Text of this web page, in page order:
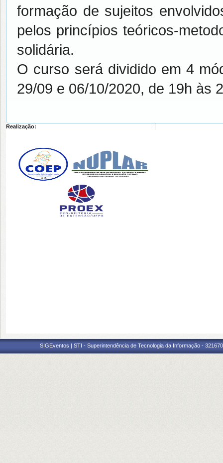
formação de sujeitos
pelos princípios teóricos-
solidária.
O curso será dividido em 4
29/09 e 06/10/2020, de 19h às
Realização:
SIGEventos | STI - Superintendência de Tecnologia da Informação -